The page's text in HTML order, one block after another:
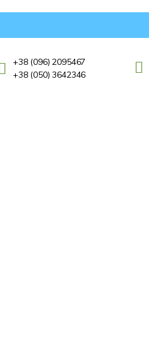
+38 (096) 2095467
+38 (050) 3642346